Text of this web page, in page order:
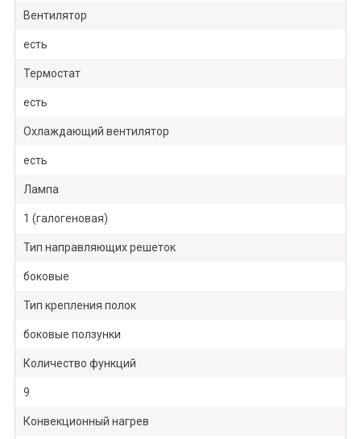
Вентилятор
есть
Термостат
есть
Охлаждающий вентилятор
есть
Лампа
1 (галогеновая)
Тип направляющих решеток
боковые
Тип крепления полок
боковые ползунки
Количество функций
9
Конвекционный нагрев